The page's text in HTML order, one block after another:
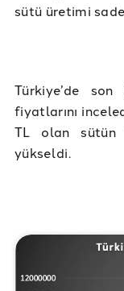
sütü üretimi
Türkiye’de
fiyatlarını
TL olan sütün
yükseldi.